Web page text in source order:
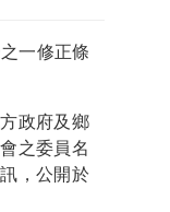
一修正條
政府及鄉
之委員名
，公開於